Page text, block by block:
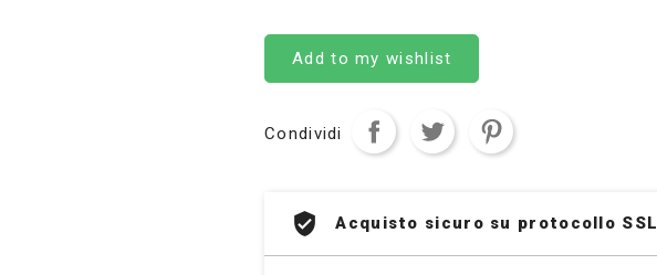
Add to my wishlist
Condividi
Acquisto sicuro su protocollo SSL